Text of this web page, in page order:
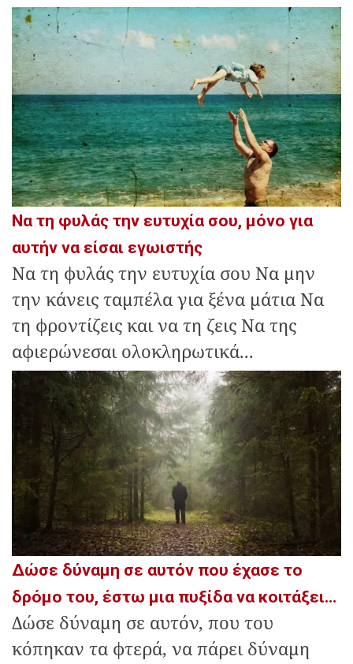
Να τη φυλάς την ευτυχία σου, μόνο για
αυτήν να είσαι εγωιστής
Να τη φυλάς την ευτυχία σου Να μην
την κάνεις ταμπέλα για ξένα μάτια Να
τη φροντίζεις και να τη ζεις Να της
αφιερώνεσαι ολοκληρωτικά...
Δώσε δύναμη σε αυτόν που έχασε το
δρόμο του, έστω μια πυξίδα να κοιτάξει…
Δώσε δύναμη σε αυτόν, που του
κόπηκαν τα φτερά, να πάρει δύναμη